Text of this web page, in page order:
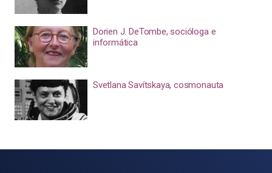
Dorien J. DeTombe, socióloga e
informática
Svetlana Savítskaya, cosmonauta